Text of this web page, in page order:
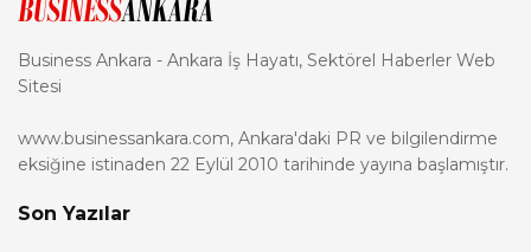
Business Ankara - Ankara İş Hayatı, Sektörel Haberler Web
Sitesi
www.businessankara.com, Ankara'daki PR ve bilgilendirme
eksiğine istinaden 22 Eylül 2010 tarihinde yayına başlamıştır.
Son Yazılar